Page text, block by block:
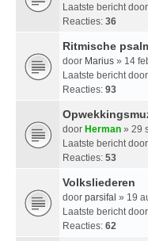
Laatste bericht door
Reacties: 36
Ritmische
door Marius » 14
Laatste bericht door
Reacties: 93
door Herman » 29
Laatste bericht door
Reacties: 53
Volksliederen
door parsifal » 19
Laatste bericht door
Reacties: 62